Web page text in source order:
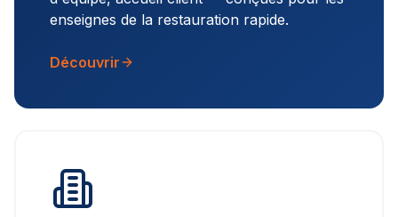
enseignes de la restauration rapide.
Découvrir